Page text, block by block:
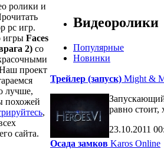
ролики и
pc игр.
игры Faces
2) со
проект
лучше,
похожей
,
сайта.
Видеоролики
Популярные
Новинки
Трейлер (запуск) Might &
равно стоит,
23.10.2011
Осада замков Karos Online